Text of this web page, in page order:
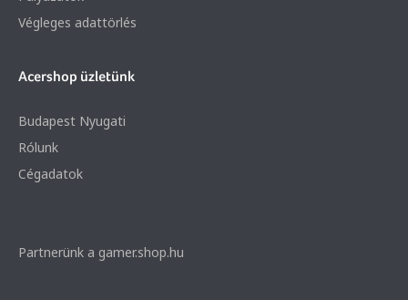
Végleges adattörlés
Acershop üzletünk
Budapest Nyugati
Rólunk
Cégadatok
Partnerünk a gamer.shop.hu